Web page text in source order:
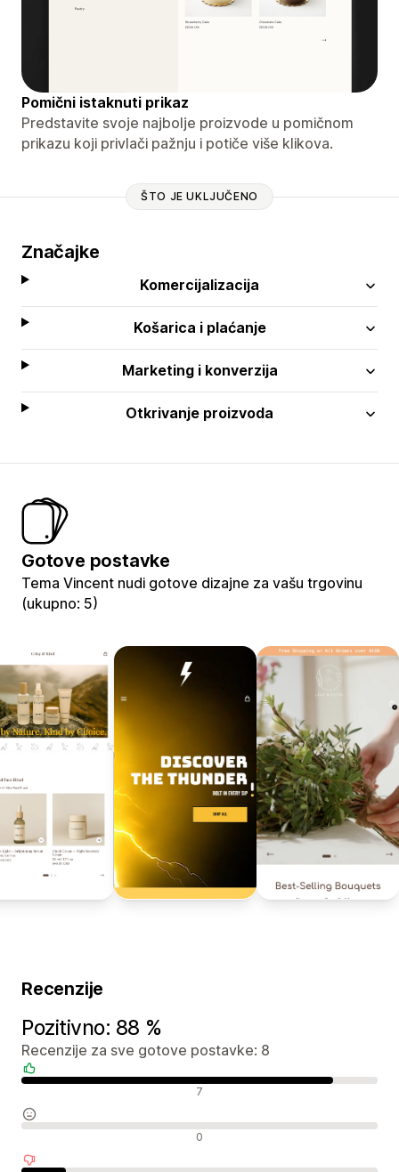
Pomični istaknuti prikaz
Predstavite svoje najbolje proizvode u pomičnom
prikazu koji privlači pažnju i potiče više klikova.
ŠTO JE UKLJUČENO
Značajke
Komercijalizacija
Košarica i plaćanje
Marketing i konverzija
Otkrivanje proizvoda
Gotove postavke
Tema Vincent nudi gotove dizajne za vašu trgovinu
(ukupno: 5)
Recenzije
Pozitivno: 88 %
Recenzije za sve gotove postavke: 8
7
0